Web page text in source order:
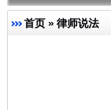
首页 » 律师说法